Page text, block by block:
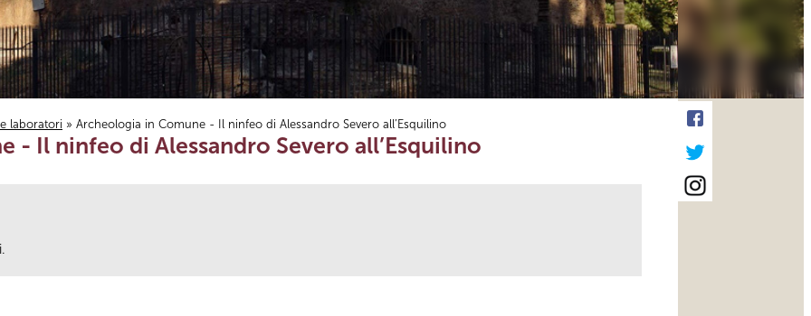
laboratori » Archeologia in Comune - Il ninfeo di Alessandro Severo all’Esquilino
- Il ninfeo di Alessandro Severo all’Esquilino